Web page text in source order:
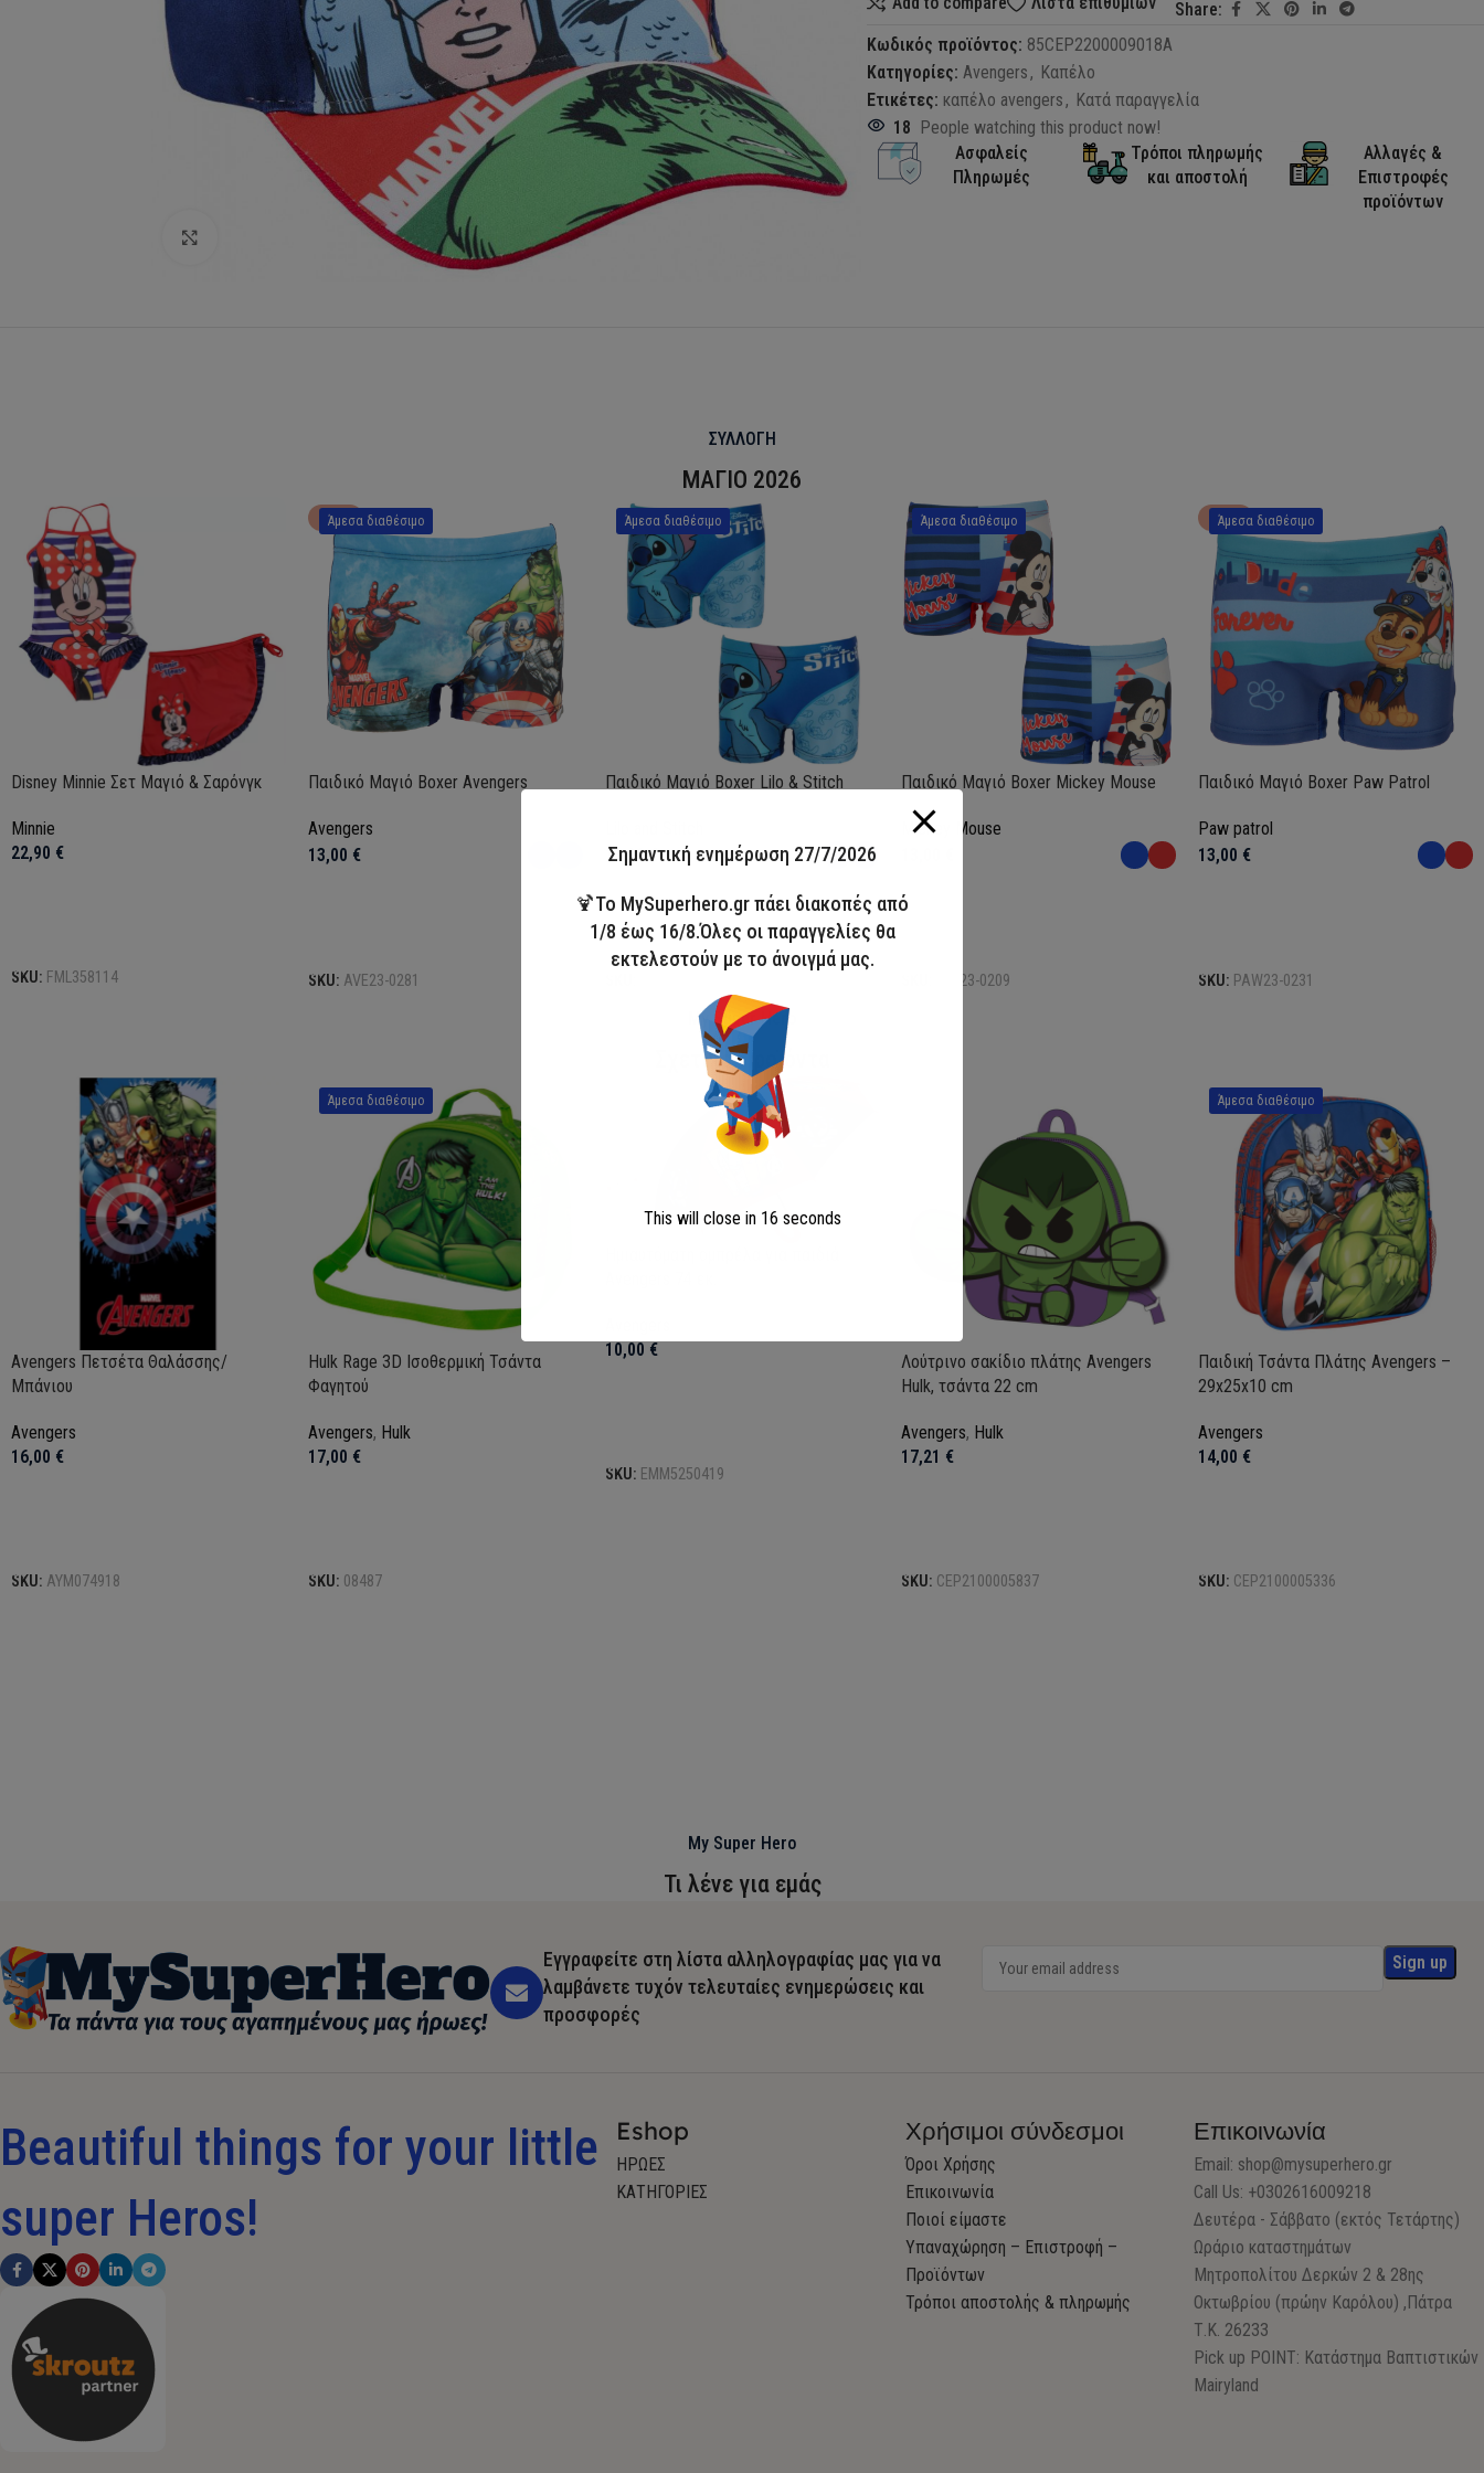
Share:
Κωδικός προϊόντος: 85CEP2200009018A
Κατηγορίες: Avengers , Καπέλο
Ετικέτες: καπέλο avengers , Κατά παραγγελία
18 People watching this product now!
Ασφαλείς
Πληρωμές
Τρόποι πληρωμής
και αποστολή
Αλλαγές &
Επιστροφές
προϊόντων
ΣΥΛΛΟΓΗ
ΜΑΓΙΟ 2026
Disney Minnie Σετ Μαγιό & Σαρόνγκ
Minnie
22,90 €
SKU: FML358114
Άμεσα διαθέσιμο
HOT
Παιδικό Μαγιό Boxer Avengers
Avengers
13,00 €
SKU: AVE23-0281
Άμεσα διαθέσιμο
Παιδικό Μαγιό Boxer Lilo & Stitch
13,00€
Επιλογή
Άμεσα διαθέσιμο
Παιδικό Μαγιό Boxer Mickey Mouse
Mickey Mouse
MIC23-0209
Άμεσα διαθέσιμο
HOT
Παιδικό Μαγιό Boxer Paw Patrol
Paw patrol
13,00 €
SKU: PAW23-0231
My Super Hero
Σχετικά Προϊόντα
Avengers Πετσέτα Θαλάσσης/
Μπάνιου
Avengers
16,00 €
SKU: AYM074918
Άμεσα διαθέσιμο
Hulk Rage 3D Ισοθερμική Τσάντα
Φαγητού
Avengers, Hulk
17,00 €
SKU: 08487
10,00 €
SKU: EMM5250419
Λούτρινο σακίδιο πλάτης Avengers
Hulk, τσάντα 22 cm
Avengers, Hulk
17,21 €
SKU: CEP2100005837
Άμεσα διαθέσιμο
Παιδική Τσάντα Πλάτης Avengers –
29x25x10 cm
Avengers
14,00 €
SKU: CEP2100005336
My Super Hero
Τι λένε για εμάς
Εγγραφείτε στη λίστα αλληλογραφίας μας για να
λαμβάνετε τυχόν τελευταίες ενημερώσεις και
προσφορές
Beautiful things for your little
super Heros!
Eshop
ΗΡΩΕΣ
ΚΑΤΗΓΟΡΙΕΣ
Χρήσιμοι σύνδεσμοι
Όροι Χρήσης
Επικοινωνία
Ποιοί είμαστε
Υπαναχώρηση – Επιστροφή –
Προϊόντων
Τρόποι αποστολής & πληρωμής
Επικοινωνία
Email: shop@mysuperhero.gr
Call Us: +0302616009218
Δευτέρα - Σάββατο (εκτός Τετάρτης)
Ωράριο καταστημάτων
Μητροπολίτου Δερκών 2 & 28ης
Οκτωβρίου (πρώην Καρόλου) ,Πάτρα
Τ.Κ. 26233
Pick up POINT: Κατάστημα Βαπτιστικών
Mairyland
Σημαντική ενημέρωση 27/7/2026
🍹Το MySuperhero.gr πάει διακοπές από
1/8 έως 16/8.Όλες οι παραγγελίες θα
εκτελεστούν με το άνοιγμά μας.
This will close in 15 seconds